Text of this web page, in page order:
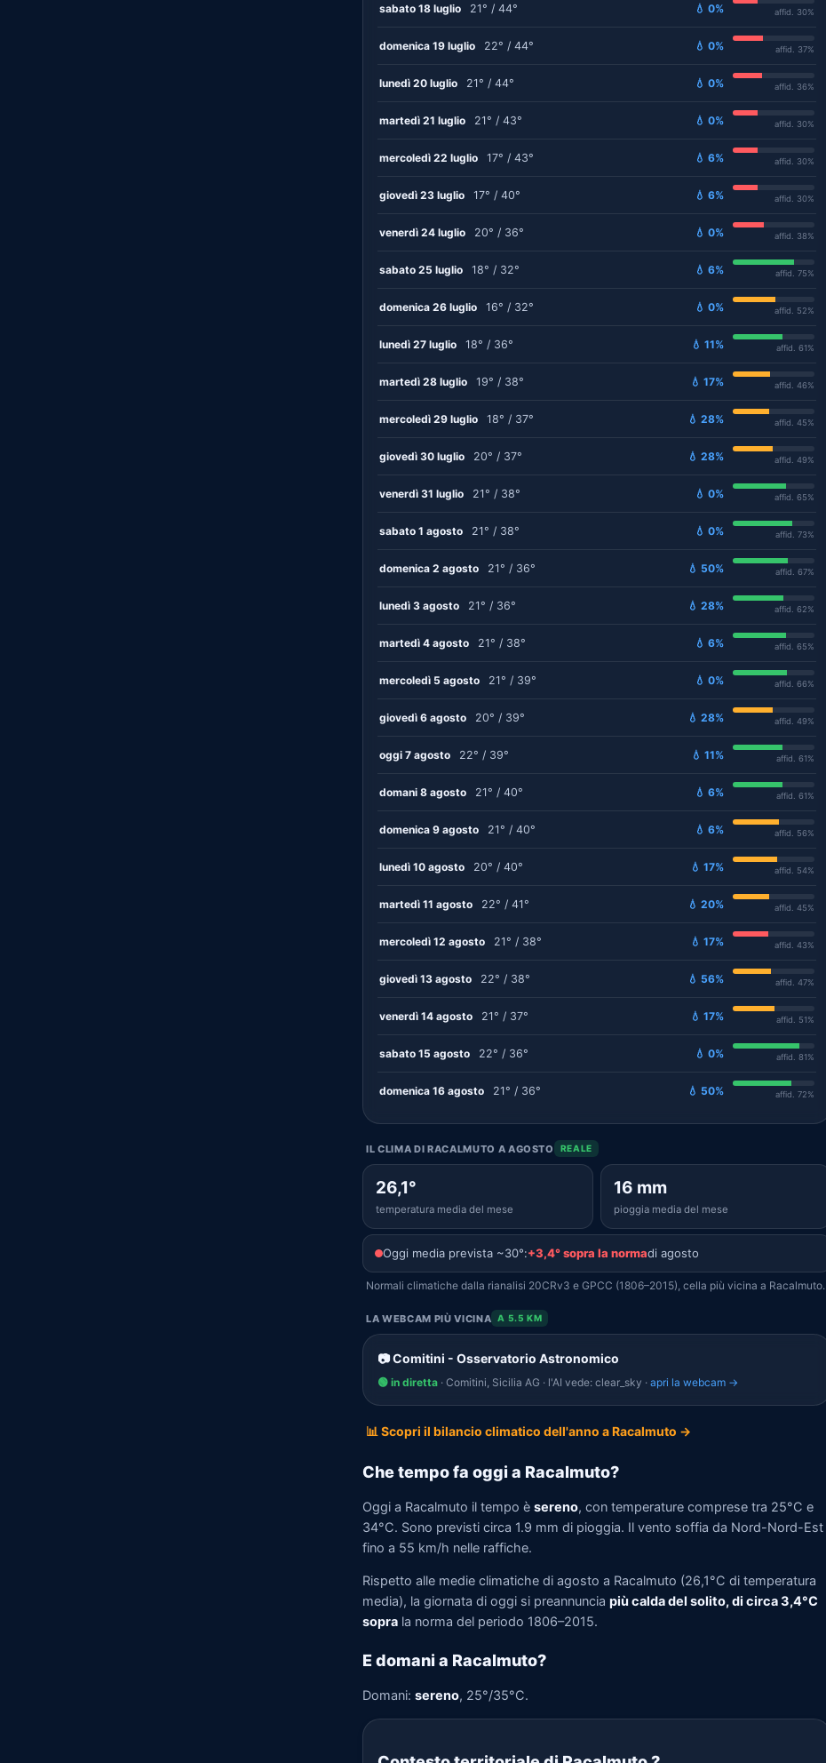
sabato 18 luglio 21° / 44° 💧 0% affid. 30%
domenica 19 luglio 22° / 44° 💧 0% affid. 37%
lunedì 20 luglio 21° / 44° 💧 0% affid. 36%
martedì 21 luglio 21° / 43° 💧 0% affid. 30%
mercoledì 22 luglio 17° / 43° 💧 6% affid. 30%
giovedì 23 luglio 17° / 40° 💧 6% affid. 30%
venerdì 24 luglio 20° / 36° 💧 0% affid. 38%
sabato 25 luglio 18° / 32° 💧 6% affid. 75%
domenica 26 luglio 16° / 32° 💧 0% affid. 52%
lunedì 27 luglio 18° / 36° 💧 11% affid. 61%
martedì 28 luglio 19° / 38° 💧 17% affid. 46%
mercoledì 29 luglio 18° / 37° 💧 28% affid. 45%
giovedì 30 luglio 20° / 37° 💧 28% affid. 49%
venerdì 31 luglio 21° / 38° 💧 0% affid. 65%
sabato 1 agosto 21° / 38° 💧 0% affid. 73%
domenica 2 agosto 21° / 36° 💧 50% affid. 67%
lunedì 3 agosto 21° / 36° 💧 28% affid. 62%
martedì 4 agosto 21° / 38° 💧 6% affid. 65%
mercoledì 5 agosto 21° / 39° 💧 0% affid. 66%
giovedì 6 agosto 20° / 39° 💧 28% affid. 49%
oggi 7 agosto 22° / 39° 💧 11% affid. 61%
domani 8 agosto 21° / 40° 💧 6% affid. 61%
domenica 9 agosto 21° / 40° 💧 6% affid. 56%
lunedì 10 agosto 20° / 40° 💧 17% affid. 54%
martedì 11 agosto 22° / 41° 💧 20% affid. 45%
mercoledì 12 agosto 21° / 38° 💧 17% affid. 43%
giovedì 13 agosto 22° / 38° 💧 56% affid. 47%
venerdì 14 agosto 21° / 37° 💧 17% affid. 51%
sabato 15 agosto 22° / 36° 💧 0% affid. 81%
domenica 16 agosto 21° / 36° 💧 50% affid. 72%
IL CLIMA DI RACALMUTO A AGOSTO REALE
26,1°
temperatura media del mese
16 mm
pioggia media del mese
Oggi media prevista ~30°:+3,4° sopra la normadi agosto
Normali climatiche dalla rianalisi 20CRv3 e GPCC (1806–2015), cella più vicina a Racalmuto.
LA WEBCAM PIÙ VICINA A 5.5 KM
📷 Comitini - Osservatorio Astronomico
🟢 in diretta · Comitini, Sicilia AG · l'AI vede: clear_sky · apri la webcam →
📊 Scopri il bilancio climatico dell'anno a Racalmuto →
Che tempo fa oggi a Racalmuto?
Oggi a Racalmuto il tempo è sereno, con temperature comprese tra 25°C e
34°C. Sono previsti circa 1.9 mm di pioggia. Il vento soffia da Nord-Nord-Est
fino a 55 km/h nelle raffiche.
Rispetto alle medie climatiche di agosto a Racalmuto (26,1°C di temperatura
media), la giornata di oggi si preannuncia più calda del solito, di circa 3,4°C
sopra la norma del periodo 1806–2015.
E domani a Racalmuto?
Domani: sereno, 25°/35°C.